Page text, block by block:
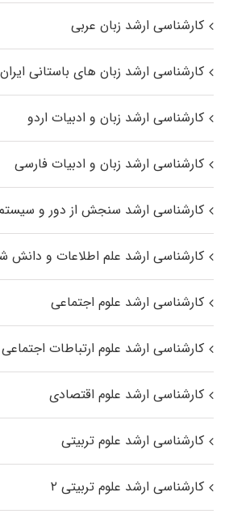
کارشناسی ارشد زبان عربی
کارشناسی ارشد زبان‌ های باستانی ایران
کارشناسی ارشد زبان و ادبیات اردو
کارشناسی ارشد زبان و ادبیات فارسی
کارشناسی ارشد سنجش از دور و سیستم
کارشناسی ارشد علم اطلاعات و دانش
کارشناسی ارشد علوم اجتماعی
کارشناسی ارشد علوم ارتباطات اجتماعی
کارشناسی ارشد علوم اقتصادی
کارشناسی ارشد علوم تربیتی
کارشناسی ارشد علوم تربیتی ۲